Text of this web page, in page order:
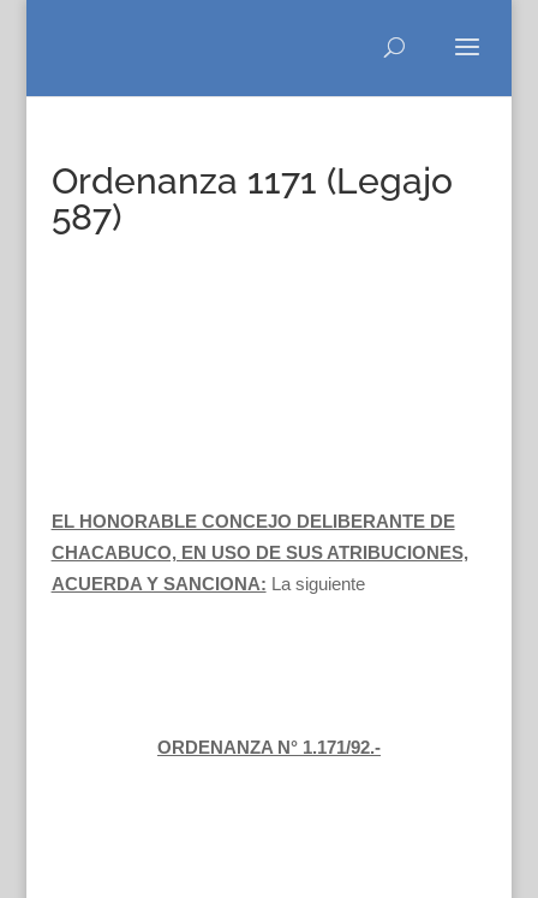
Ordenanza 1171 (Legajo
587)
EL HONORABLE CONCEJO DELIBERANTE DE
CHACABUCO, EN USO DE SUS ATRIBUCIONES,
ACUERDA Y SANCIONA: La siguiente
ORDENANZA N° 1.171/92.-